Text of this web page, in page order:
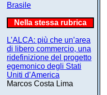
Brasile
Nella stessa rubrica
L’ALCA: più che un’area
di libero commercio, una
ridefinizione del progetto
egemonico degli Stati
Uniti d’America
Marcos Costa Lima